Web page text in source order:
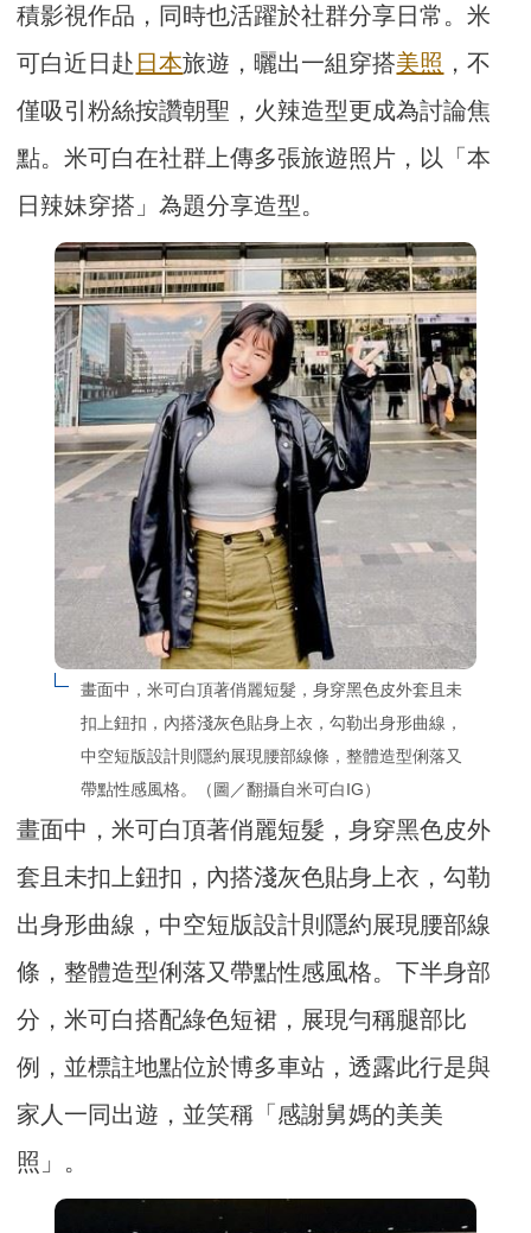
積影視作品，同時也活躍於社群分享日常。米
可白近日赴 日本旅遊，曬出一組穿搭美照 ，不
僅吸引粉絲按讚朝聖，火辣造型更成為討論焦
點。米可白在社群上傳多張旅遊照片，以「本
日辣妹穿搭」為題分享造型。
畫面中，米可白頂著俏麗短髮，身穿黑色皮外套且未
扣上鈕扣，內搭淺灰色貼身上衣，勾勒出身形曲線，
中空短版設計則隱約展現腰部線條，整體造型俐落又
帶點性感風格。（圖／翻攝自米可白IG）
畫面中，米可白頂著俏麗短髮，身穿黑色皮外
套且未扣上鈕扣，內搭淺灰色貼身上衣，勾勒
出身形曲線，中空短版設計則隱約展現腰部線
條，整體造型俐落又帶點性感風格。下半身部
分，米可白搭配綠色短裙，展現勻稱腿部比
例，並標註地點位於博多車站，透露此行是與
家人一同出遊，並笑稱「感謝舅媽的美美
照」。